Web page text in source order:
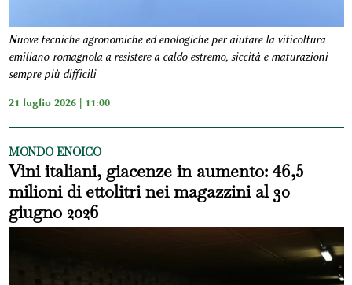
Nuove tecniche agronomiche ed enologiche per aiutare la viticoltura
emiliano-romagnola a resistere a caldo estremo, siccità e maturazioni
sempre più difficili
21 luglio 2026 | 11:00
MONDO ENOICO
Vini italiani, giacenze in aumento: 46,5
milioni di ettolitri nei magazzini al 30
giugno 2026